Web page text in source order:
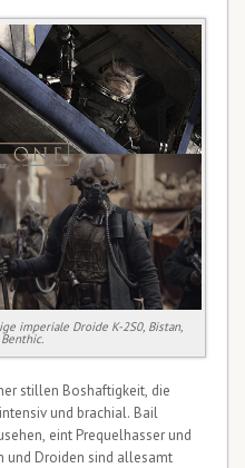
imperiale Droide K-2S0, Bistan,
stillen Boshaftigkeit, die
und brachial. Bail
eint Prequelhasser und
und Droiden sind allesamt